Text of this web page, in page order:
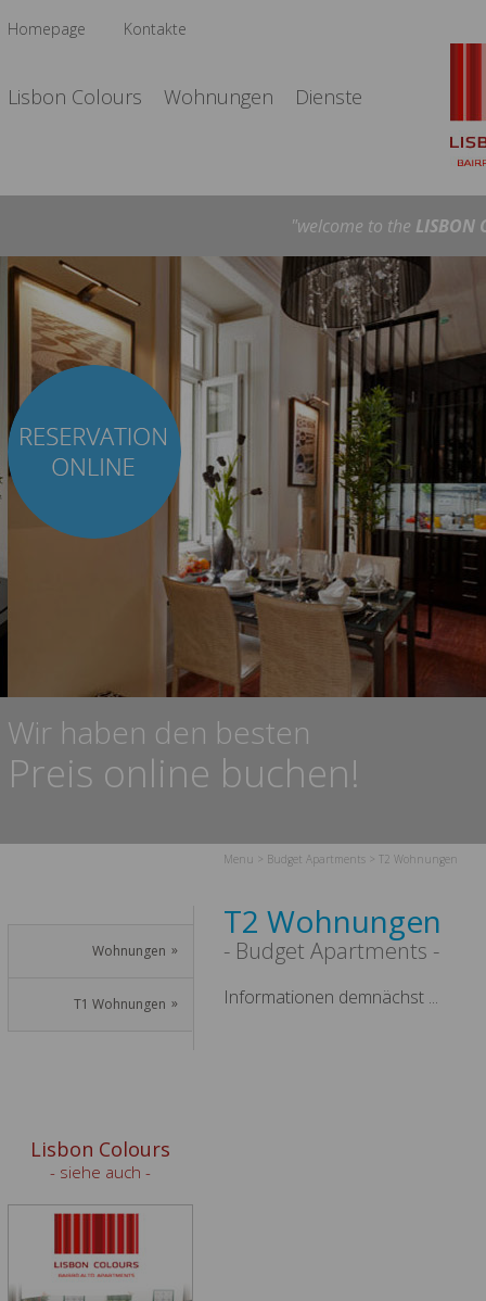
Homepage Kontakte
Lisbon Colours Wohnungen Dienste
"welcome to the LISBON
Wir haben den besten
Preis online buchen!
Wohnungen
T1 Wohnungen
Lisbon Colours
- siehe auch -
Menu > Budget Apartments > T2 Wohnungen
T2 Wohnungen
- Budget Apartments -
Informationen demnächst ...